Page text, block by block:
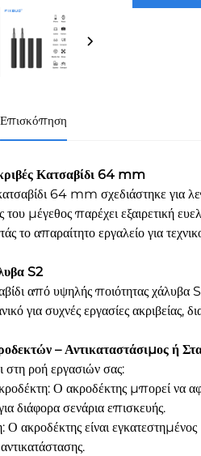
Επισκόπηση
Κατσαβίδι 64 mm
64 mm σχεδιάστηκε για
μέγεθος παρέχει εξαιρετική
το απαραίτητο εργαλείο για
S2
από υψηλής ποιότητας
για συχνές εργασίες
– Αντικαταστάσιμος ή
στη ροή εργασιών σας:
Ο ακροδέκτης μπορεί να
διάφορα σενάρια επισκευής.
ακροδέκτης είναι εγκατεστημένος